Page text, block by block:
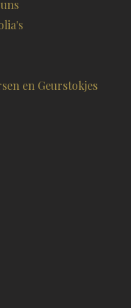
en Geurstokjes